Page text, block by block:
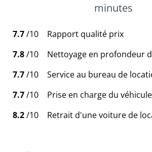
minutes
7.7/10
Rapport qualité prix
7.8/10
Nettoyage en profondeur
7.7/10
Service au bureau de
7.7/10
Prise en charge du véhicule
8.2/10 Retrait d'une voiture de